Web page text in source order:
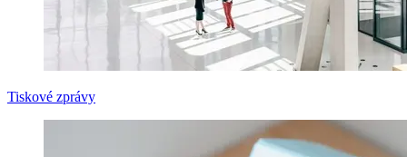
Tiskové zprávy